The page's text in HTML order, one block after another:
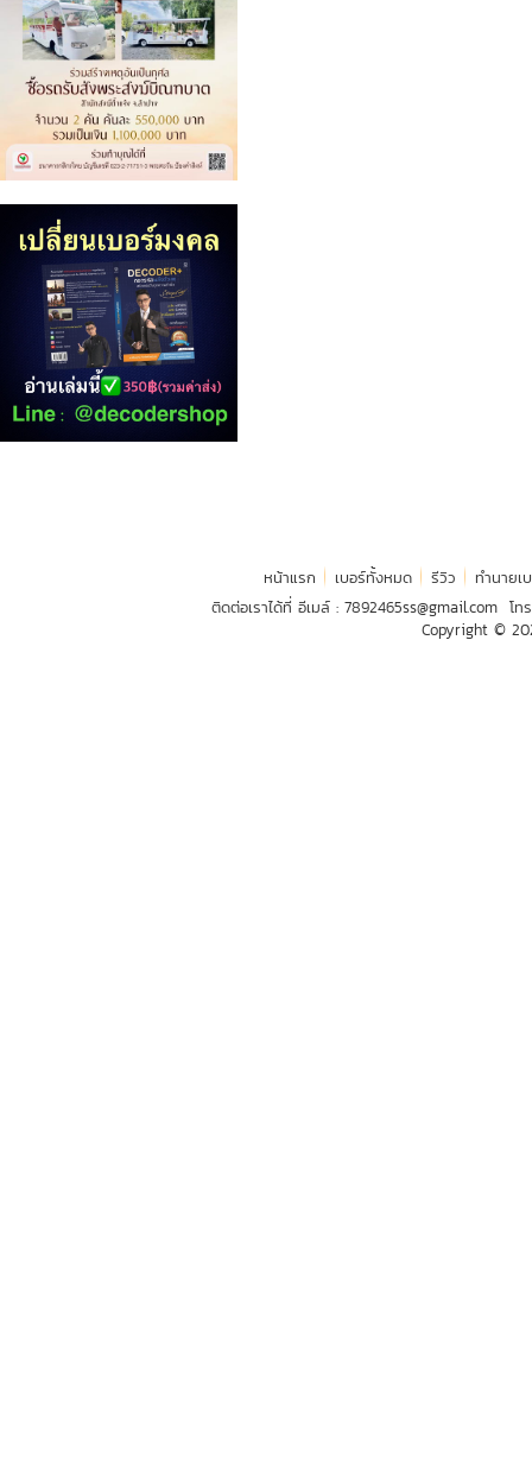
หน้าแรก เบอร์ทั้งหมด รีวิว
ทำนายเ
ติดต่อเราได้ที่ อีเมล์ : 7892465ss@gmail.com โท
Copyright ©